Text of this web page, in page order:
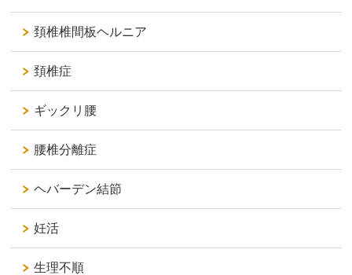
頚椎椎間板ヘルニア
頚椎症
ギックリ腰
腰椎分離症
ヘバーデン結節
妊活
生理不順